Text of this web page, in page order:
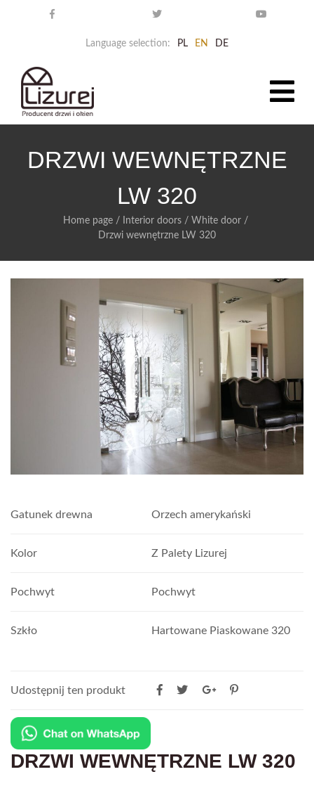
Language selection: PL EN DE
DRZWI WEWNĘTRZNE
LW 320
Home page / Interior doors / White door /
Drzwi wewnętrzne LW 320
Gatunek drewna Orzech amerykański
Kolor Z Palety Lizurej
Pochwyt Pochwyt
Szkło Hartowane Piaskowane 320
Udostępnij ten produkt
DRZWI WEWNĘTRZNE LW 320